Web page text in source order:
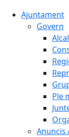
Ajuntament
Govern
Ple
Anuncis